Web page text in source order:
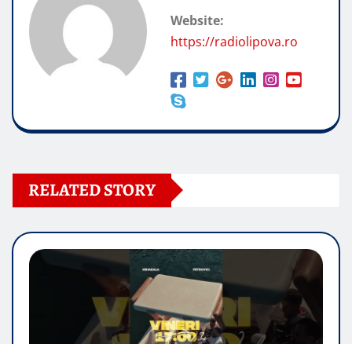
Website:
https://radiolipova.ro
RELATED STORY